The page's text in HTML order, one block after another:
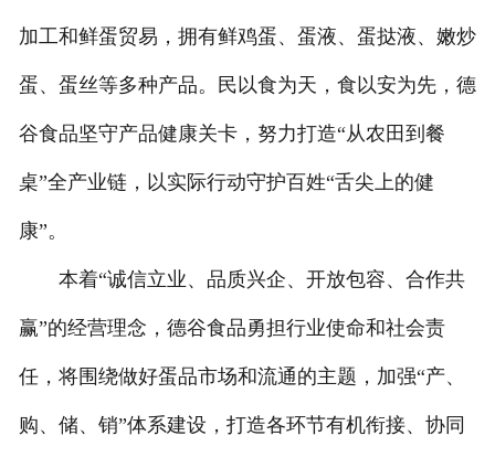
走进德谷
招商加盟
加工和鲜蛋贸易，拥有鲜鸡蛋、蛋液、蛋挞液、嫩炒
蛋、蛋丝等多种产品。民以食为天，食以安为先，德
谷食品坚守产品健康关卡，努力打造“从农田到餐
桌”全产业链，以实际行动守护百姓“舌尖上的健
康”。
本着“诚信立业、品质兴企、开放包容、合作共
赢”的经营理念，德谷食品勇担行业使命和社会责
任，将围绕做好蛋品市场和流通的主题，加强“产、
购、储、销”体系建设，打造各环节有机衔接、协同